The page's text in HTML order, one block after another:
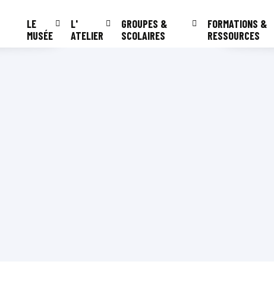
LE
MUSÉE
L'
ATELIER
GROUPES &
SCOLAIRES
FORMATIONS &
RESSOURCES